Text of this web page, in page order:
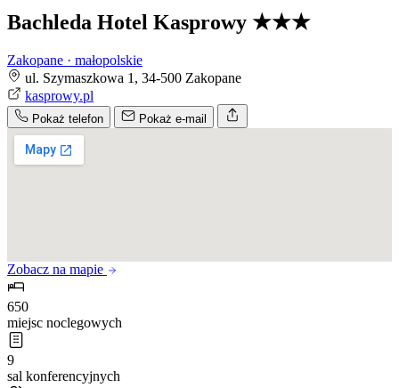
Bachleda Hotel Kasprowy ★★★
Zakopane · małopolskie
ul. Szymaszkowa 1, 34-500 Zakopane
kasprowy.pl
Pokaż telefon Pokaż e-mail
Zobacz na mapie
650
miejsc noclegowych
9
sal konferencyjnych